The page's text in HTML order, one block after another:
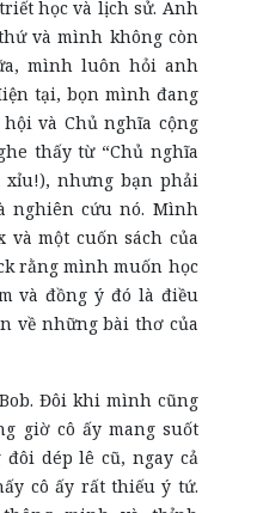
học và lịch sử. Anh
và mình không còn
mình luôn hỏi anh
tại, bọn mình đang
và Chủ nghĩa cộng
thấy từ “Chủ nghĩa
xỉu!), nhưng bạn phải
nghiên cứu nó. Mình
và một cuốn sách của
rằng mình muốn học
và đồng ý đó là điều
về những bài thơ của
Đôi khi mình cũng
giờ cô ấy mang suốt
dép lê cũ, ngay cả
cô ấy rất thiếu ý tứ.